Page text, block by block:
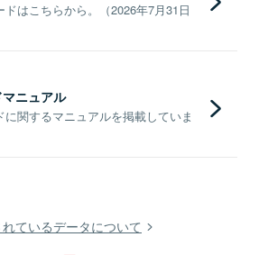
はこちらから。（2026年7月31日
ニュアル
関するマニュアルを掲載していま
ているデータについて